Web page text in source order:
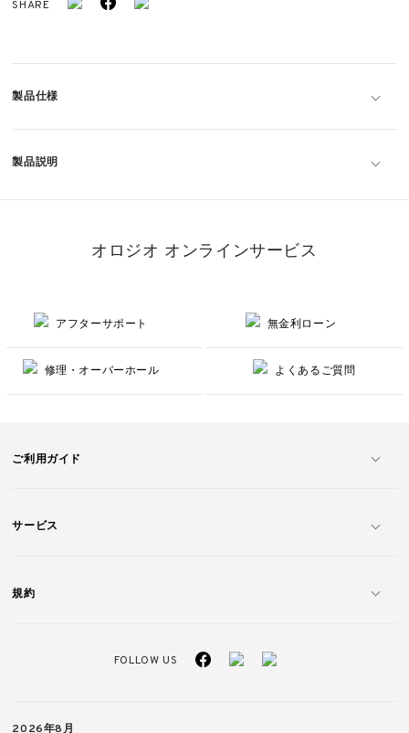
SHARE
製品仕様
製品説明
オロジオ オンラインサービス
アフターサポート 無金利ローン
修理・オーバーホール よくあるご質問
ご利用ガイド
サービス
規約
FOLLOW US
2026年8月